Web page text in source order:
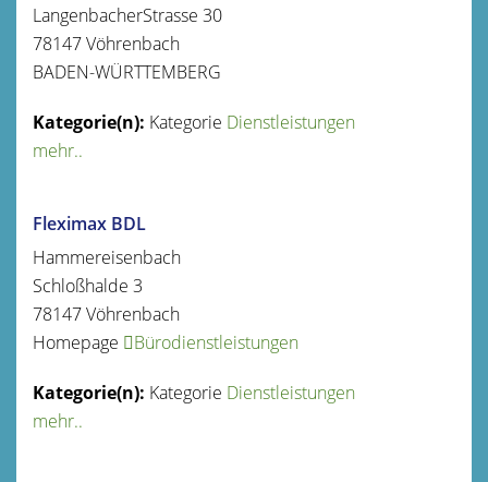
LangenbacherStrasse 30
78147Vöhrenbach
BADEN-WÜRTTEMBERG
Kategorie Dienstleistungen
mehr..
Fleximax BDL
Hammereisenbach
Schloßhalde 3
78147Vöhrenbach
Homepage
Bürodienstleistungen
Kategorie Dienstleistungen
mehr..